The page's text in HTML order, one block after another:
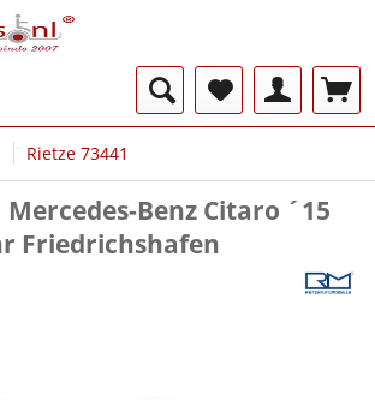
Rietze 73441
Mercedes-Benz Citaro ´15
Friedrichshafen